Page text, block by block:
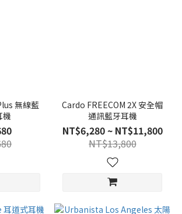
無線藍
機
Cardo FREECOM 2X 安全帽
通訊藍牙耳機
NT$6,280 ~ NT$11,800
NT$13,800